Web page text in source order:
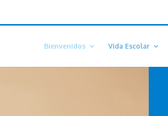
Bienvenidos Vida Escolar